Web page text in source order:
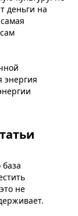
деньги на
энергия
не